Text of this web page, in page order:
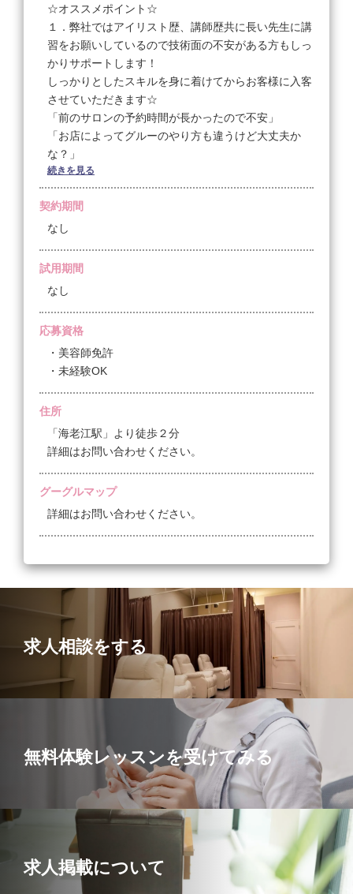
☆オススメポイント☆
１．弊社ではアイリスト歴、講師歴共に長い先生に講
習をお願いしているので技術面の不安がある方もしっ
かりサポートします！
しっかりとしたスキルを身に着けてからお客様に入客
させていただきます☆
「前のサロンの予約時間が長かったので不安」
「お店によってグルーのやり方も違うけど大丈夫か
な？」
「何か技術や接客面で聞きたい時誰に聞いたらいいか
な？」
などなど、皆さんの不安をしっかりサポートします。
スタッフの手が空いていない・ベッドが空いていない
ます。
弊社ではサロン配属前に講師が完備されております研
修室にてレッスンを行いますので不安の少ない状態で
サロン勤務を開始することが可能です。
２.『店舗異動がない』
弊社は現在5店舗を運営していますが本人の希望や許
諾が無い限りは店舗異動がほぼありません。
お客様としっかりと関係を築いていただく為にその様
3.お客様の集客力◎
リピーター様はもちろん毎月沢山のご新規様にもご来
店いただいております。
そんなことはありません！
会社がしっかり集客して、スタッフがお客様の綺麗を
引き出すのでとてもリピーター様の多いお店なんです
４．弊社の理念は【幸せの道しるべでありつづける】
です。
美容業を通じて将来に役立つ知識を身につけ、人生の
選択肢を増やして幸せになって欲しい！という強い思
募集要項サマリーはこちら！
続きを見る
契約期間
なし
試用期間
なし
応募資格
・美容師免許
・未経験OK
住所
「海老江駅」より徒歩２分
詳細はお問い合わせください。
グーグルマップ
詳細はお問い合わせください。
求人相談をする
無料体験レッスンを受けてみる
求人掲載について